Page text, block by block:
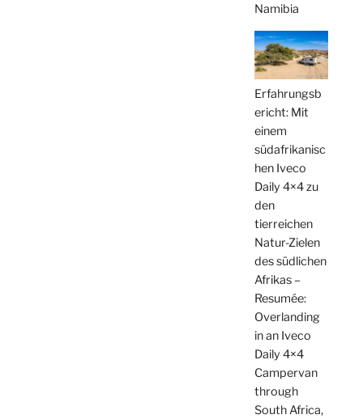
Namibia
Erfahrungsb
ericht: Mit
einem
südafrikanisc
hen Iveco
Daily 4×4 zu
den
tierreichen
Natur-Zielen
des südlichen
Afrikas –
Resumée:
Overlanding
in an Iveco
Daily 4×4
Campervan
through
South Africa,